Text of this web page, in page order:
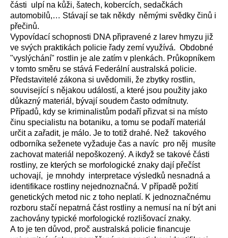
části ulpí na kůži, šatech, kobercích, sedačkách
automobilů,… Stávají se tak někdy němými svědky činů i
přečinů.
Vypovídací schopnosti DNA připravené z larev hmyzu již
ve svých praktikách policie řady zemí využívá. Obdobné
"vyslýchání" rostlin je ale zatím v plenkách. Průkopníkem
v tomto směru se stává Federální australská policie.
Představitelé zákona si uvědomili, že zbytky rostlin,
související s nějakou událostí, a které jsou použity jako
důkazný materiál, bývají soudem často odmítnuty.
Případů, kdy se kriminalistům podaří přizvat si na místo
činu specialistu na botaniku, a tomu se podaří materiál
určit a zařadit, je málo. Je to totiž drahé. Než takového
odborníka seženete vyžaduje čas a navíc pro něj musíte
zachovat materiál nepoškozený. A ikdyž se takové části
rostliny, ze kterých se morfologické znaky dají přečíst
uchovají, je mnohdy interpretace výsledků nesnadná a
identifikace rostliny nejednoznačná. V případě požití
genetických metod nic z toho neplatí. K jednoznačnému
rozboru stačí nepatrná část rostliny a nemusí na ní být ani
zachovány typické morfologické rozlišovací znaky.
A to je ten důvod, proč australská policie financuje